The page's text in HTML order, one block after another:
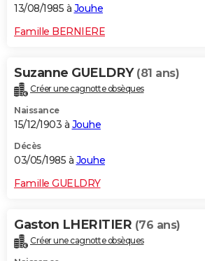
13/08/1985 à Jouhe
Famille BERNIERE
Suzanne GUELDRY (81 ans)
Créer une cagnotte obsèques
Naissance
15/12/1903 à Jouhe
Décès
03/05/1985 à Jouhe
Famille GUELDRY
Gaston LHERITIER (76 ans)
Créer une cagnotte obsèques